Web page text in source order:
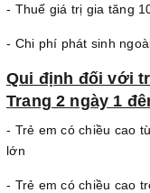
- Thuế giá trị gia tăng
- Chi phí phát sinh
Qui định đối với
Trang 2 ngày 1
- Trẻ em có chiều cao
lớn
- Trẻ em có chiều cao